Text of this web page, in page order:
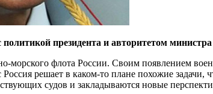
президента и авторитетом
морского флота России. Своим появлением
решает в каком-то плане похожие
судов и закладываются новые